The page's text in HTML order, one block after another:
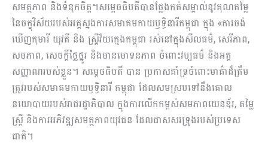
សមត្ថភាព និងទំនុកចិត្ត។សម្តេចធិបតីបានថ្លែងកត់សម្គាល់នូវគុណតម្លៃ
នៃចក្ខុវិស័យរបស់អគ្គស្នងការសមាគមកាយឫទ្ធិនារីកម្ពុជា ក្នុង «ការចង់
ឃើញកុមារី យុវតី និង ស្ត្រីវ័យក្មេងកម្ពុជា រស់នៅក្នុងសីលធម៌, សេរីភាព,
សមភាព, សេចក្តីថ្លៃថ្នូរ និងមានមោទនភាព ចំពោះវប្បធម៌ និងអត្ត
សញ្ញាណរបស់ខ្លួន។ សម្តេចធិបតី បាន ប្រកាសគាំទ្រចំពោះមាគ៌ាដ៏ត្រឹម
ត្រូវរបស់សមាគមកាយឫទ្ធិនារី កម្ពុជា ដែលសមស្របទៅនឹងគោល
នយោបាយរបស់រាជរដ្ឋាភិបាល ក្នុងការលើកកម្ពស់សមភាពយេនឌ័រ, តម្លៃ
ស្ត្រី និងការអភិវឌ្ឍសមត្ថភាពយុវជន ដែលជាសសរទ្រូងរបស់ប្រទេស
ជាតិ។